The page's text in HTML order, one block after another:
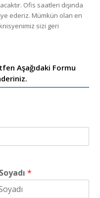
Ofis saatleri dışında
ederiz. Mümkün olan en
sizi geri
Aşağıdaki Formu
*